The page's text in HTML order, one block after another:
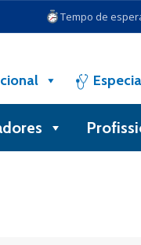
Tempo de